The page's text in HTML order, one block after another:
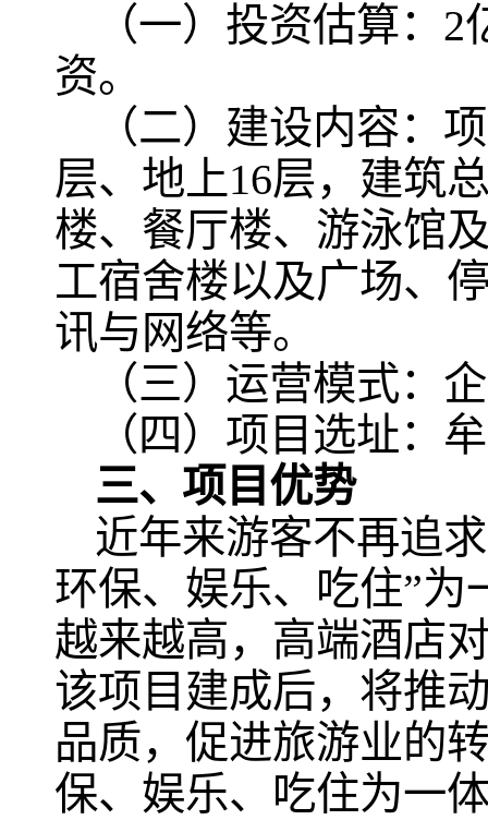
（一）投资估算：
资。
（二）建设内容：
层、地上16层，建筑
楼、餐厅楼、游泳馆
工宿舍楼以及广场、
讯与网络等。
（三）运营模式：
（四）项目选址：
三、项目优势
近年来游客不再追
环保、娱乐、吃住”
越来越高，高端酒店
该项目建成后，将推
品质，促进旅游业的
保、娱乐、吃住为一